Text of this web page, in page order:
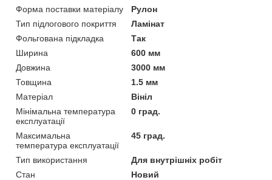
Форма поставки матеріалу
Рулон
Тип підлогового покриття
Ламінат
Фольгована підкладка
Так
Ширина
600 мм
Довжина
3000 мм
Товщина
1.5 мм
Матеріал
Вініл
Мінімальна температура
експлуатації
0 град.
Максимальна
температура експлуатації
45 град.
Тип використання
Для внутрішніх робіт
Стан
Новий